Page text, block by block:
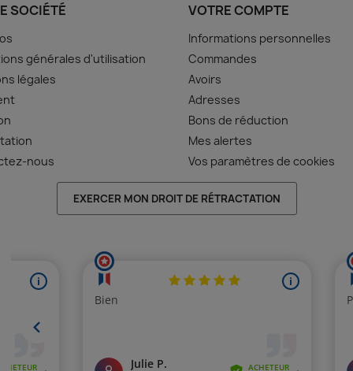
SOCIÉTÉ
générales d'utilisation
légales
nous
VOTRE COMPTE
Informations personnelles
Commandes
Avoirs
Adresses
Bons de réduction
Mes alertes
Vos paramètres de cookies
EXERCER MON DROIT DE RÉTRACTATION